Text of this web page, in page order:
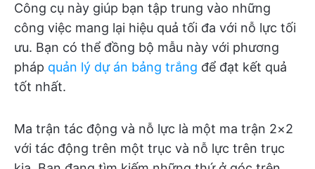
Công cụ này giúp bạn tập trung vào những
công việc mang lại hiệu quả tối đa với nỗ lực tối
ưu. Bạn có thể đồng bộ mẫu này với phương
pháp quản lý dự án bảng trắng để đạt kết quả
tốt nhất.
Ma trận tác động và nỗ lực là một ma trận 2×2
với tác động trên một trục và nỗ lực trên trục